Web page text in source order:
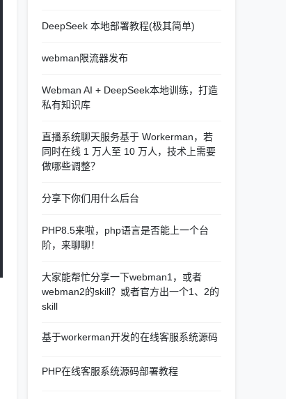
DeepSeek 本地部署教程(极其简单)
webman限流器发布
Webman AI + DeepSeek本地训练，打造
私有知识库
直播系统聊天服务基于 Workerman，若
同时在线 1 万人至 10 万人，技术上需要
做哪些调整？
分享下你们用什么后台
PHP8.5来啦，php语言是否能上一个台
阶，来聊聊！
大家能帮忙分享一下webman1，或者
webman2的skill？或者官方出一个1、2的
skill
基于workerman开发的在线客服系统源码
PHP在线客服系统源码部署教程